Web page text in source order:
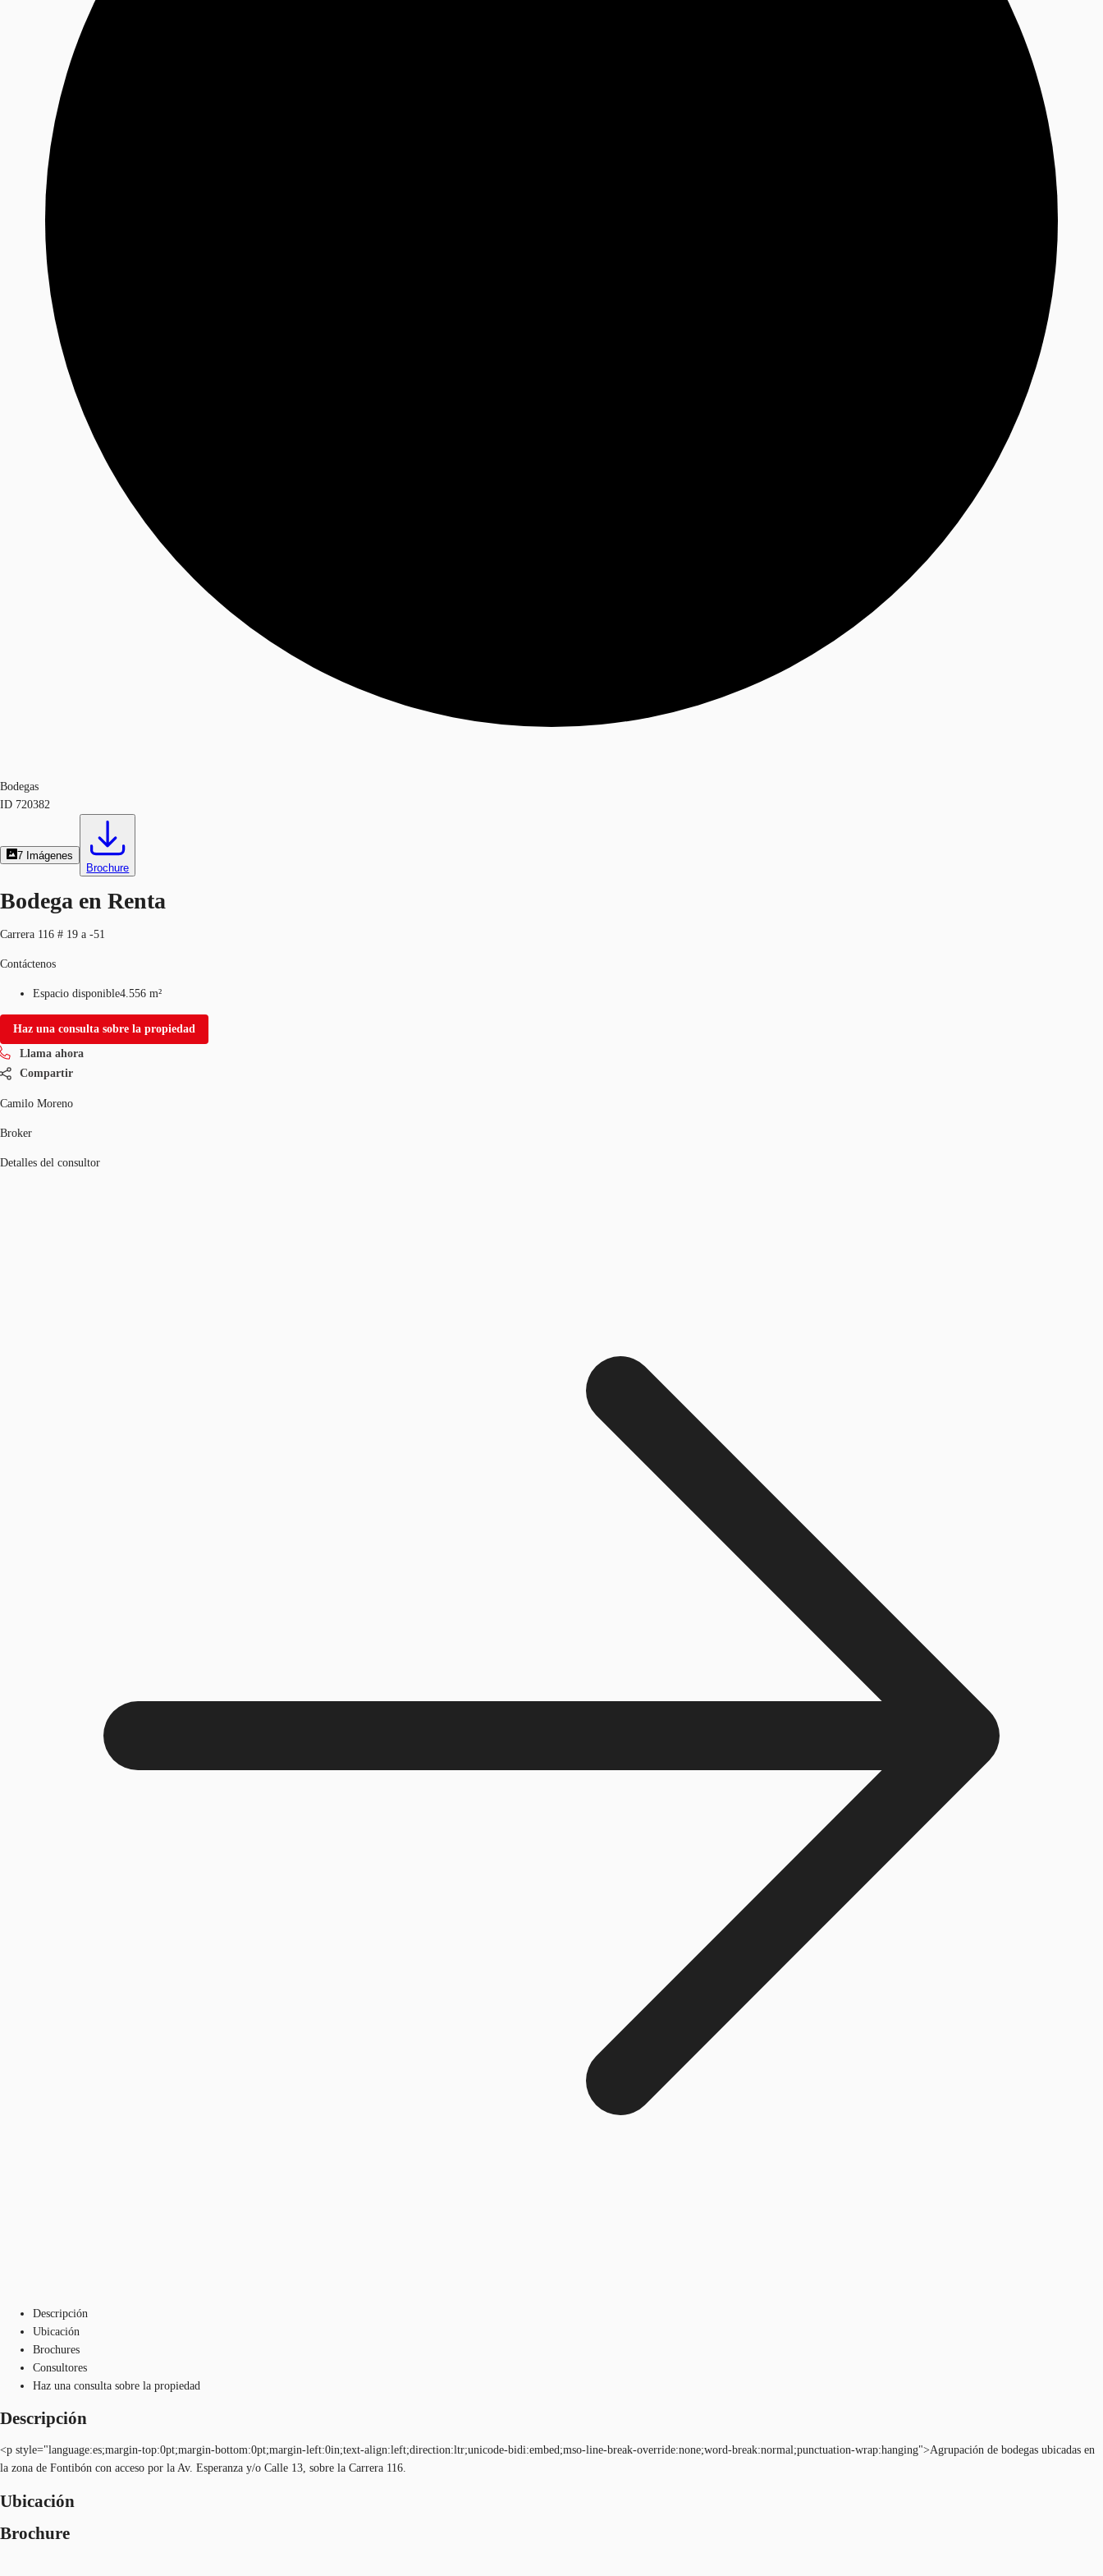
Bodegas
ID 720382
7 Imágenes
Brochure
Bodega en Renta
Carrera 116 # 19 a -51
Contáctenos
Espacio disponible4.556 m²
Haz una consulta sobre la propiedad
Llama ahora
Compartir
Camilo Moreno
Broker
Detalles del consultor
Descripción
Ubicación
Brochures
Consultores
Haz una consulta sobre la propiedad
Descripción
<p style="language:es;margin-top:0pt;margin-bottom:0pt;margin-left:0in;text-align:left;direction:ltr;unicode-bidi:embed;mso-line-break-override:none;word-break:normal;punctuation-wrap:hanging">Agrupación de bodegas ubicadas en
la zona de Fontibón con acceso por la Av. Esperanza y/o Calle 13, sobre la Carrera 116.
Ubicación
Brochure